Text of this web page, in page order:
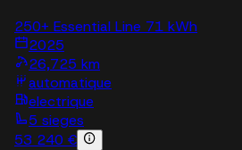
250+ Essential Line 71 kWh
2025
26,725 km
automatique
electrique
5 sieges
53 240 €